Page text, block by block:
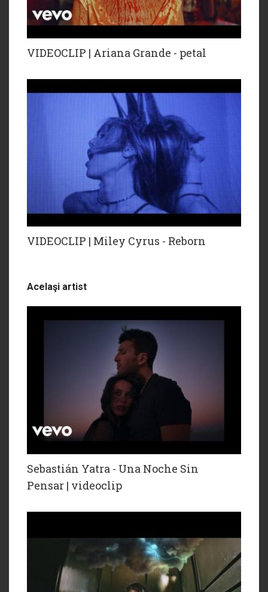
VIDEOCLIP | Ariana Grande - petal
VIDEOCLIP | Miley Cyrus - Reborn
Acelaşi artist
Sebastián Yatra - Una Noche Sin
Pensar | videoclip